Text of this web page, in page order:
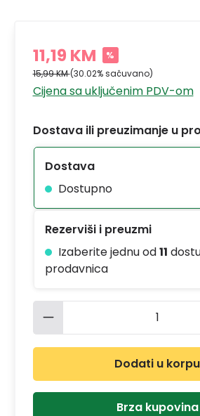
11,19 KM %
15,99 KM(30.02% sačuvano)
Cijena sa uključenim PDV-om
Dostava ili preuzimanje u
Dostava
Dostupno
Rezerviši i preuzmi
Izaberite jednu od11
prodavnica
Količina proizvoda:
Dodati u korpu
Brza kupovina